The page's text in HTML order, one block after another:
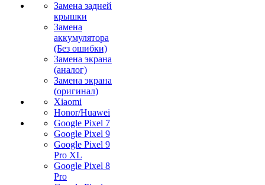
Замена задней
крышки
Замена
аккумулятора
(Без ошибки)
Замена экрана
(аналог)
Замена экрана
(оригинал)
Xiaomi
Honor/Huawei
Google Pixel 7
Google Pixel 9
Google Pixel 9
Pro XL
Google Pixel 8
Pro